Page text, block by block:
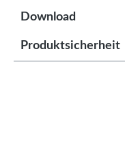
Download
Produktsicherheit